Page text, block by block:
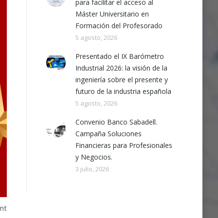
para facilitar el acceso al
Máster Universitario en
Formación del Profesorado
5 agosto, 2026
Presentado el IX Barómetro
Industrial 2026: la visión de la
ingeniería sobre el presente y
futuro de la industria española
5 agosto, 2026
Convenio Banco Sabadell.
Campaña Soluciones
Financieras para Profesionales
y Negocios.
3 julio, 2026